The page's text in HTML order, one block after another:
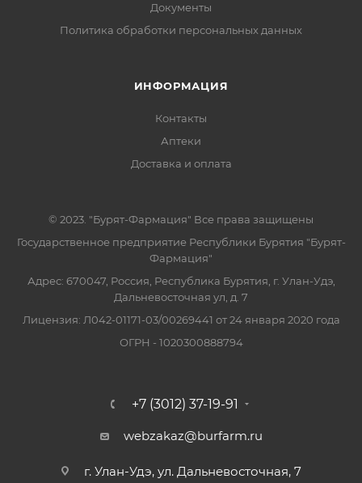
Документы
Политика обработки персональных данных
ИНФОРМАЦИЯ
Контакты
Аптеки
Доставка и оплата
© 2023. "Бурят-Фармация" Все права защищены
Государственное предприятие Республики Бурятия "Бурят-
Фармация"
Адрес: 670047, Россия, Республика Бурятия, г. Улан-Удэ,
Дальневосточная ул, д. 7
Лицензия: Л042-01171-03/00269441 от 24 января 2020 года
ОГРН - 1020300888794
+7 (3012) 37-19-91
webzakaz@burfarm.ru
г. Улан-Удэ, ул. Дальневосточная, 7